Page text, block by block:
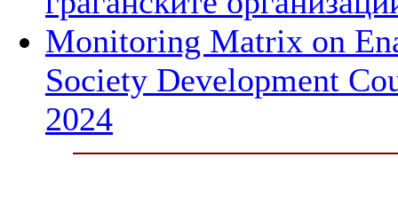
Monitoring Matrix on
Society Development
2024